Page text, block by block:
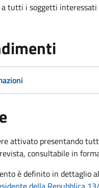
tutti i soggetti interessati
attivato presentando
consultabile in
è definito in dettaglio